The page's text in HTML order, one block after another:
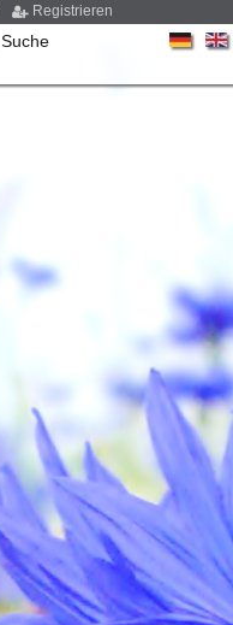
Registrieren
Suche